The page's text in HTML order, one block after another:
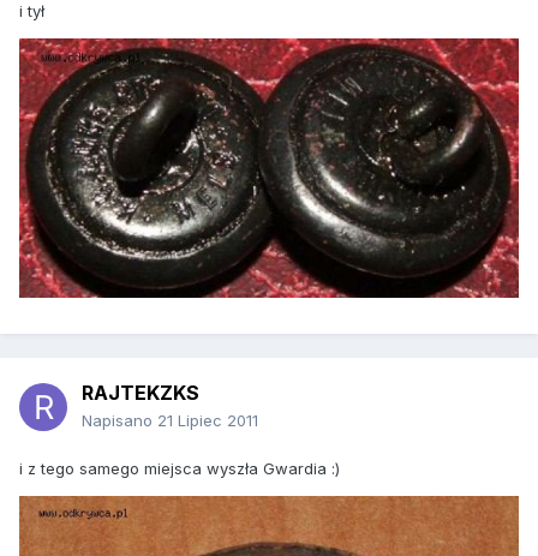
i tył
RAJTEKZKS
Napisano 21 Lipiec 2011
i z tego samego miejsca wyszła Gwardia :)